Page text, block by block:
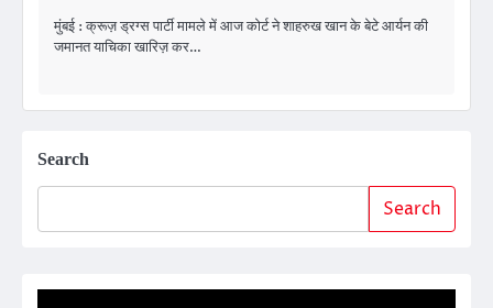
मुंबई : क्रूज़ ड्रग्स पार्टी मामले में आज कोर्ट ने शाहरुख खान के बेटे आर्यन की
जमानत याचिका खारिज़ कर…
Search
Search